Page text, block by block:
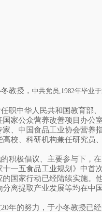
教授， 中共党员,1982年毕业
职中华人民共和国教育部
国家公众营养改善项目办公
家、中国食品工业协会营养
高校、科研机构兼任研究员
积极倡议、主要参与下，
十一五食品工业规划》中首
的国家行动已经陆续实施。
分离提取产业发展等均在中
年的努力，于小冬教授已